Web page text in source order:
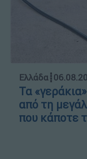
Ελλάδα┋
Τα
από τη
που κάποτε